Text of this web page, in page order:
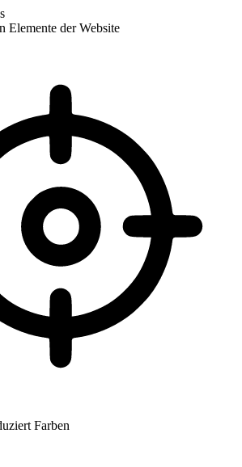
Elemente der Website
Farben